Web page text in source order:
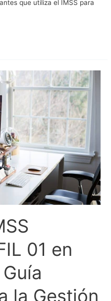
que utiliza el IMSS para
01 en
la Gestión